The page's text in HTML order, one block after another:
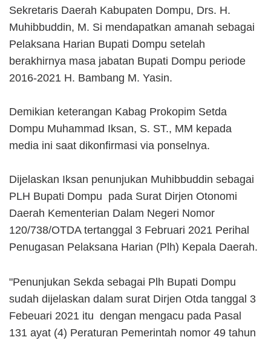
Sekretaris Daerah Kabupaten Dompu, Drs. H.
Muhibbuddin, M. Si mendapatkan amanah sebagai
Pelaksana Harian Bupati Dompu setelah
berakhirnya masa jabatan Bupati Dompu periode
2016-2021 H. Bambang M. Yasin.
Demikian keterangan Kabag Prokopim Setda
Dompu Muhammad Iksan, S. ST., MM kepada
media ini saat dikonfirmasi via ponselnya.
Dijelaskan Iksan penunjukan Muhibbuddin sebagai
PLH Bupati Dompu pada Surat Dirjen Otonomi
Daerah Kementerian Dalam Negeri Nomor
120/738/OTDA tertanggal 3 Februari 2021 Perihal
Penugasan Pelaksana Harian (Plh) Kepala Daerah.
"Penunjukan Sekda sebagai Plh Bupati Dompu
sudah dijelaskan dalam surat Dirjen Otda tanggal 3
Febeuari 2021 itu dengan mengacu pada Pasal
131 ayat (4) Peraturan Pemerintah nomor 49 tahun